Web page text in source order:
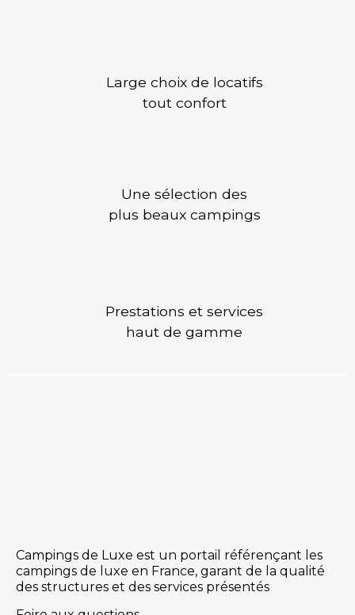
Large choix de locatifs
tout confort
Une sélection des
plus beaux campings
Prestations et services
haut de gamme
des structures et des services présentés
Foire aux questions
Contact